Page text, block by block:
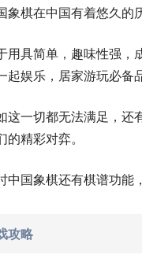
象棋在中国有着悠久的
用具简单，趣味性强，
起娱乐，居家游玩必备品
这一切都无法满足，还
的精彩对弈。
中国象棋还有棋谱功能
攻略